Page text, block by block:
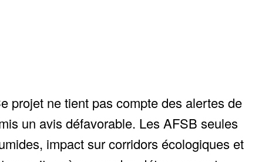
projet ne tient pas compte des alertes de
un avis défavorable. Les AFSB seules
impact sur corridors écologiques et